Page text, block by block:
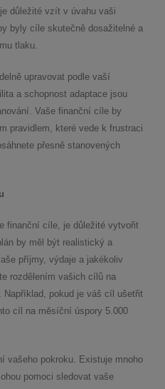
důležité vzít v úvahu vaši
byly cíle skutečně dosažitelné a
tlaku.
upravovat podle vaší
a schopnost adaptace jsou
Vaše finanční cíle by
pravidlem, které vede k frustraci
přesně stanovených
finanční cíle, je důležité vytvořit
by měl být realistický a
příjmy, výdaje a jakékoliv
rozdělením vašich cílů na
Například, pokud je váš cíl ušetřit
cíl na měsíční úspory 5.000
vašeho pokroku. Existuje mnoho
pomoci sledovat vaše